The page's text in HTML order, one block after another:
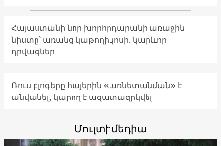
Հայաստանի նոր խորհրդարանի առաջին
նիստը՝ առանց կաթողիկոսի. կարևոր
դրվագներ
Ռուս բլոգերը հայերին «առնետանման» է
անվանել, կարող է ազատազրկվել
Մուլտիմեդիա